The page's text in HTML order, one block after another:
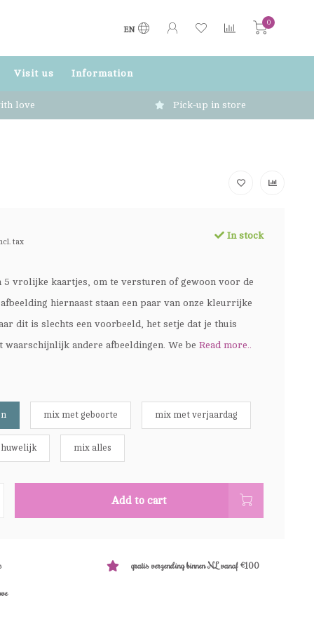
EN
0
Visit us Information
love Pick-up in store
tax
In stock
5 vrolijke kaartjes, om te versturen of gewoon voor de
afbeelding hiernaast staan een paar van onze kleurrijke
dit is slechts een voorbeeld, het setje dat je thuis
andere afbeeldingen. We be Read more..
mix met geboorte mix met verjaardag
mix alles
Add to cart
gratis verzending binnen NL vanaf €100